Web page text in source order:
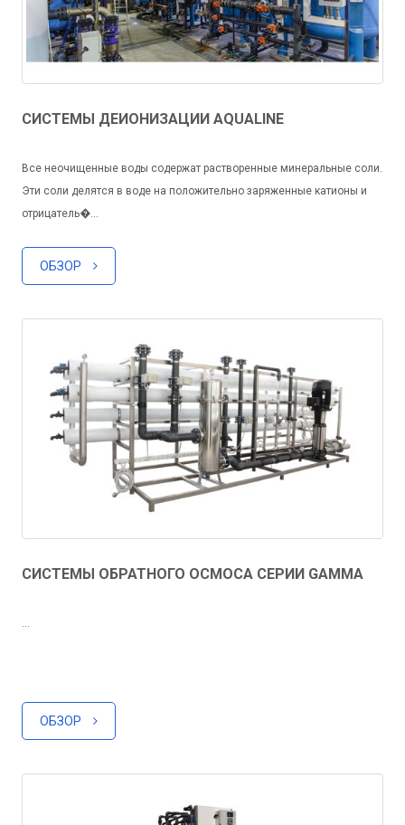
СИСТЕМЫ ДЕИОНИЗАЦИИ AQUALINE
Все неочищенные воды содержат растворенные минеральные соли.
Эти соли делятся в воде на положительно заряженные катионы и
отрицатель�...
ОБЗОР
СИСТЕМЫ ОБРАТНОГО ОСМОСА СЕРИИ GAMMA
...
ОБЗОР